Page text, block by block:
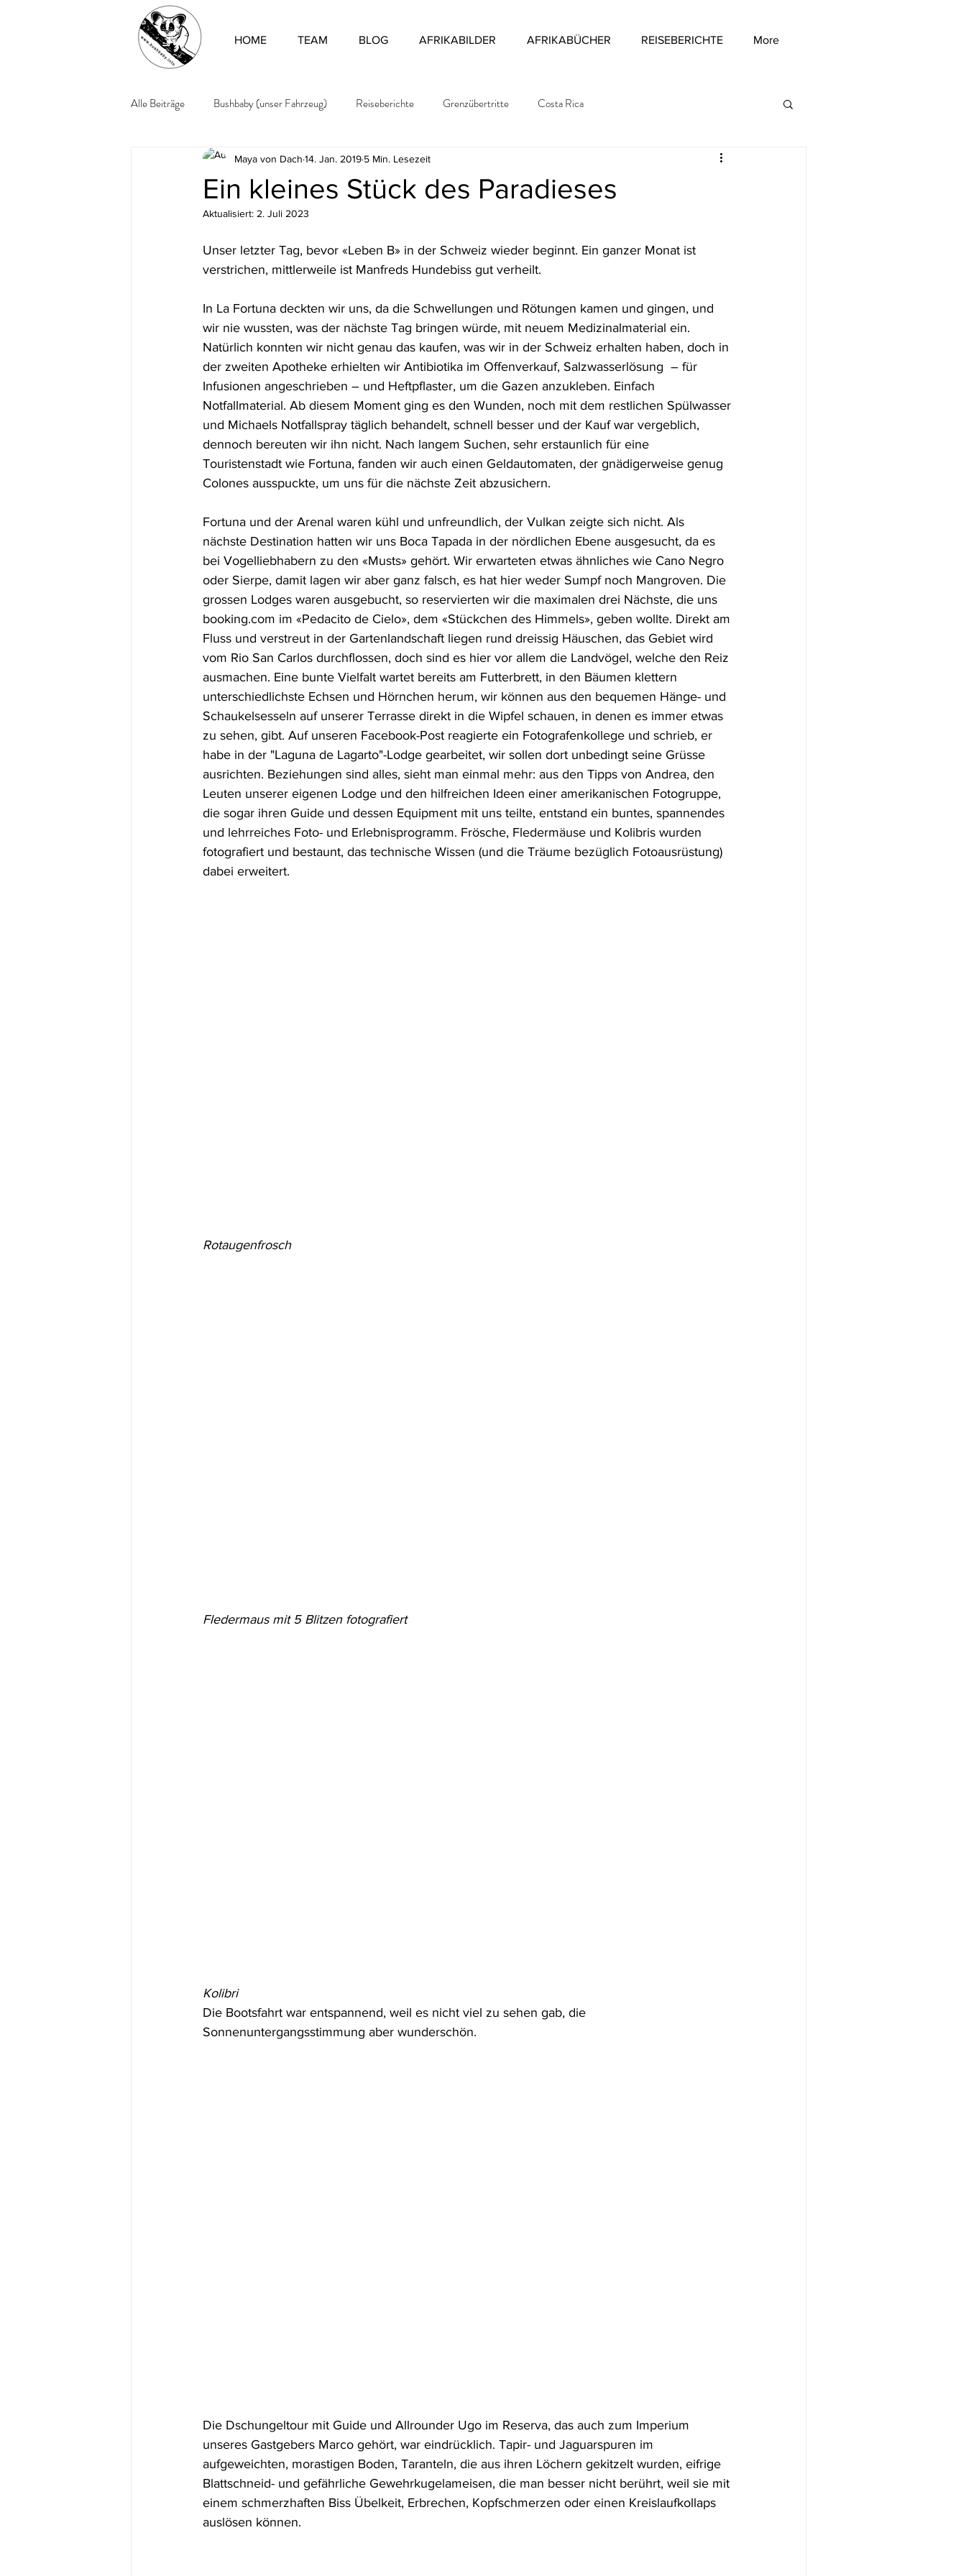
HOME TEAM BLOG AFRIKABILDER AFRIKABÜCHER REISEBERICHTE More
Alle Beiträge Bushbaby (unser Fahrzeug) Reiseberichte Grenzübertritte Costa Rica
Ein kleines Stück des Paradieses
Maya von Dach 14. Jan. 2019 5 Min. Lesezeit
Aktualisiert: 2. Juli 2023
Unser letzter Tag, bevor «Leben B» in der Schweiz wieder beginnt. Ein ganzer Monat ist
verstrichen, mittlerweile ist Manfreds Hundebiss gut verheilt.
In La Fortuna deckten wir uns, da die Schwellungen und Rötungen kamen und gingen, und
wir nie wussten, was der nächste Tag bringen würde, mit neuem Medizinalmaterial ein.
Natürlich konnten wir nicht genau das kaufen, was wir in der Schweiz erhalten haben, doch in
der zweiten Apotheke erhielten wir Antibiotika im Offenverkauf, Salzwasserlösung  – für
Infusionen angeschrieben – und Heftpflaster, um die Gazen anzukleben. Einfach
Notfallmaterial. Ab diesem Moment ging es den Wunden, noch mit dem restlichen Spülwasser
und Michaels Notfallspray täglich behandelt, schnell besser und der Kauf war vergeblich,
dennoch bereuten wir ihn nicht. Nach langem Suchen, sehr erstaunlich für eine
Touristenstadt wie Fortuna, fanden wir auch einen Geldautomaten, der gnädigerweise genug
Colones ausspuckte, um uns für die nächste Zeit abzusichern.
Fortuna und der Arenal waren kühl und unfreundlich, der Vulkan zeigte sich nicht. Als
nächste Destination hatten wir uns Boca Tapada in der nördlichen Ebene ausgesucht, da es
bei Vogelliebhabern zu den «Musts» gehört. Wir erwarteten etwas ähnliches wie Cano Negro
oder Sierpe, damit lagen wir aber ganz falsch, es hat hier weder Sumpf noch Mangroven. Die
grossen Lodges waren ausgebucht, so reservierten wir die maximalen drei Nächste, die uns
booking.com im «Pedacito de Cielo», dem «Stückchen des Himmels», geben wollte. Direkt am
Fluss und verstreut in der Gartenlandschaft liegen rund dreissig Häuschen, das Gebiet wird
vom Rio San Carlos durchflossen, doch sind es hier vor allem die Landvögel, welche den Reiz
ausmachen. Eine bunte Vielfalt wartet bereits am Futterbrett, in den Bäumen klettern
unterschiedlichste Echsen und Hörnchen herum, wir können aus den bequemen Hänge- und
Schaukelsesseln auf unserer Terrasse direkt in die Wipfel schauen, in denen es immer etwas
zu sehen, gibt. Auf unseren Facebook-Post reagierte ein Fotografenkollege und schrieb, er
habe in der "Laguna de Lagarto"-Lodge gearbeitet, wir sollen dort unbedingt seine Grüsse
ausrichten. Beziehungen sind alles, sieht man einmal mehr: aus den Tipps von Andrea, den
Leuten unserer eigenen Lodge und den hilfreichen Ideen einer amerikanischen Fotogruppe,
die sogar ihren Guide und dessen Equipment mit uns teilte, entstand ein buntes, spannendes
und lehrreiches Foto- und Erlebnisprogramm. Frösche, Fledermäuse und Kolibris wurden
fotografiert und bestaunt, das technische Wissen (und die Träume bezüglich Fotoausrüstung)
dabei erweitert.
Rotaugenfrosch
Fledermaus mit 5 Blitzen fotografiert
Kolibri
Die Bootsfahrt war entspannend, weil es nicht viel zu sehen gab, die
Sonnenuntergangsstimmung aber wunderschön.
Die Dschungeltour mit Guide und Allrounder Ugo im Reserva, das auch zum Imperium
unseres Gastgebers Marco gehört, war eindrücklich. Tapir- und Jaguarspuren im
aufgeweichten, morastigen Boden, Taranteln, die aus ihren Löchern gekitzelt wurden, eifrige
Blattschneid- und gefährliche Gewehrkugelameisen, die man besser nicht berührt, weil sie mit
einem schmerzhaften Biss Übelkeit, Erbrechen, Kopfschmerzen oder einen Kreislaufkollaps
auslösen können.